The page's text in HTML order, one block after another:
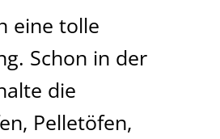
eine tolle
Schon in der
die
Pelletöfen,